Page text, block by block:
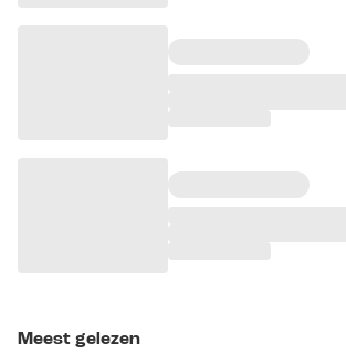
Meest gelezen